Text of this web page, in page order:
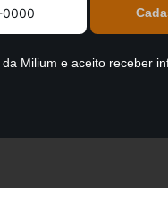
da Milium e aceito receber